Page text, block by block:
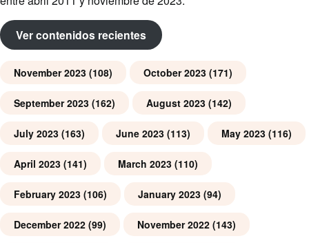
Ver contenidos recientes
November 2023 (108) October 2023 (171)
September 2023 (162) August 2023 (142)
July 2023 (163) June 2023 (113) May 2023 (116)
April 2023 (141) March 2023 (110)
February 2023 (106) January 2023 (94)
December 2022 (99) November 2022 (143)